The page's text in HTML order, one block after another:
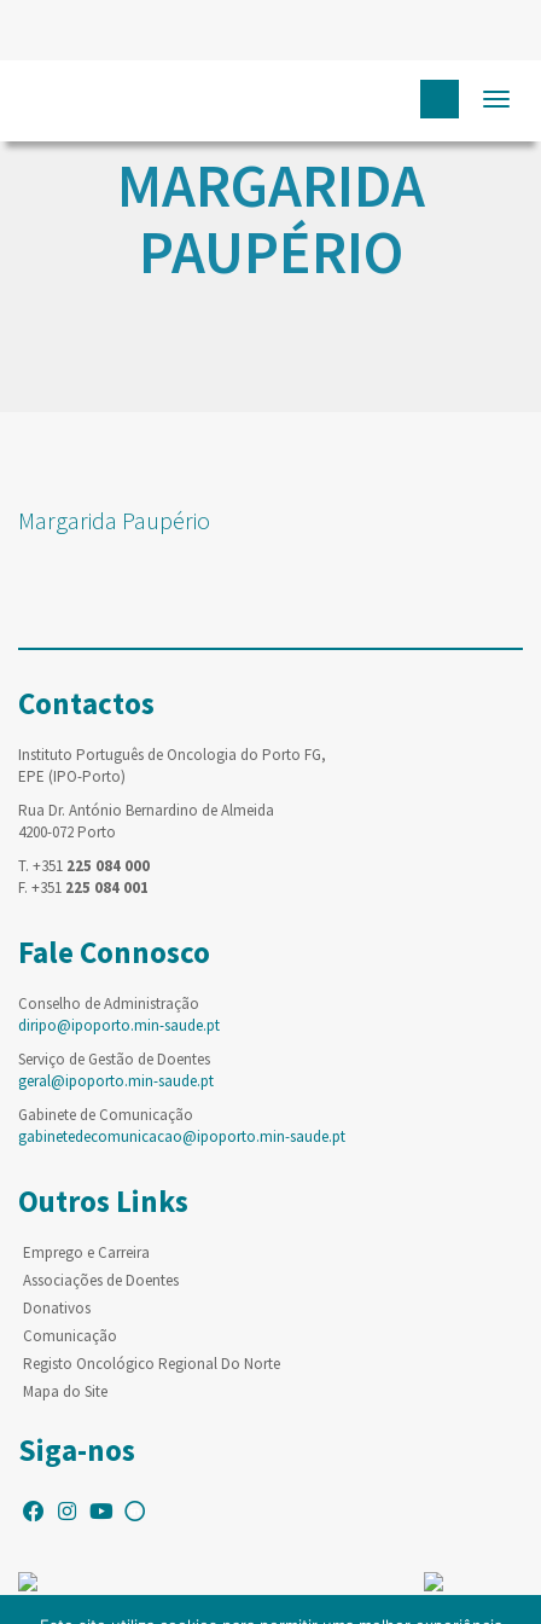
MARGARIDA
PAUPÉRIO
Margarida Paupério
Contactos
Instituto Português de Oncologia do Porto FG,
EPE (IPO-Porto)
Rua Dr. António Bernardino de Almeida
4200-072 Porto
T. +351 225 084 000
F. +351 225 084 001
Fale Connosco
Conselho de Administração
diripo@ipoporto.min-saude.pt
Serviço de Gestão de Doentes
geral@ipoporto.min-saude.pt
Gabinete de Comunicação
gabinetedecomunicacao@ipoporto.min-saude.pt
Outros Links
Emprego e Carreira
Associações de Doentes
Donativos
Comunicação
Registo Oncológico Regional Do Norte
Mapa do Site
Siga-nos